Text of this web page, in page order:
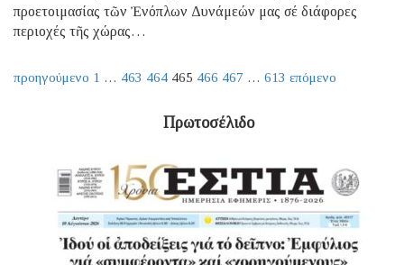
προετοιμασίας τῶν Ἐνόπλων Δυνάμεών μας σέ διάφορες
περιοχές τῆς χώρας…
προηγούμενο 1 … 463 464 465 466 467 … 613 επόμενο
Πρωτοσέλιδο